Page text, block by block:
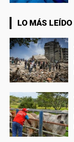
LO MÁS LEÍDO